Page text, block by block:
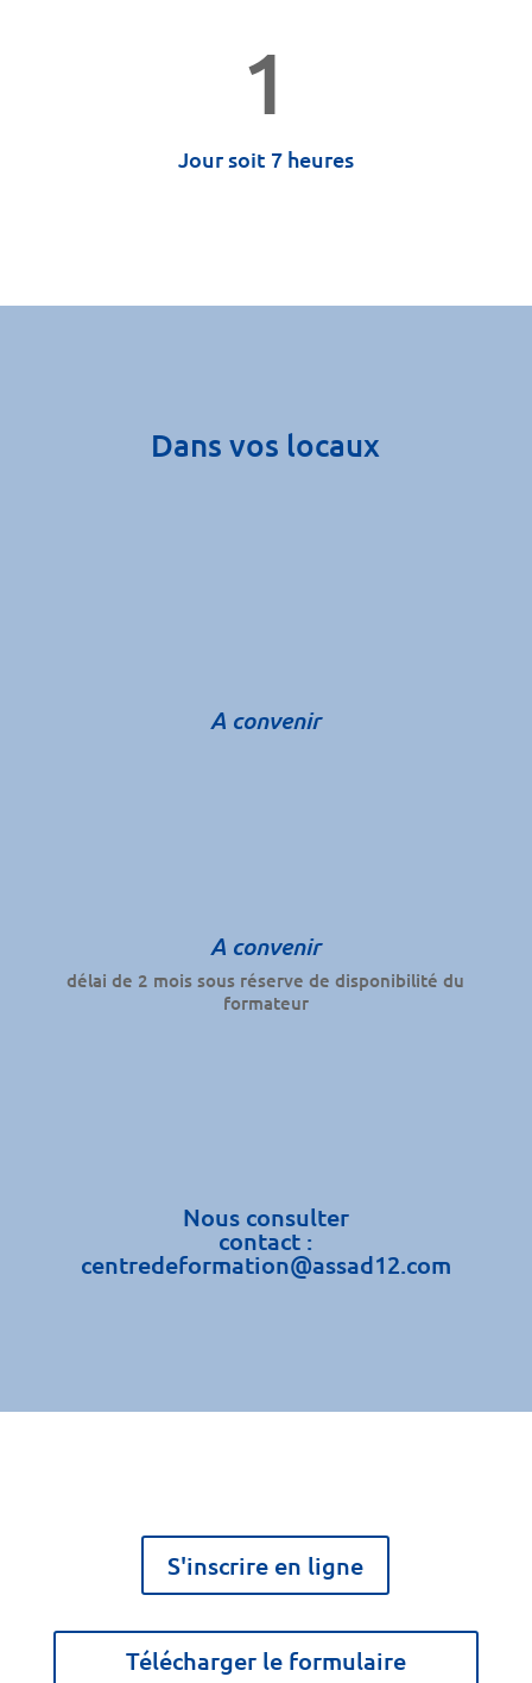
1
Jour soit 7 heures
Dans vos locaux
A convenir
A convenir
délai de 2 mois sous réserve de disponibilité du
formateur
Nous consulter
contact :
centredeformation@assad12.com
S'inscrire en ligne
Télécharger le formulaire